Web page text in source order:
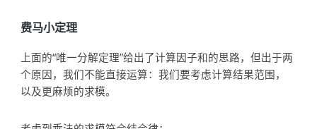
费马小定理
上面的“唯一分解定理”给出了计算因子和的思路，但出于两
个原因，我们不能直接运算：我们要考虑计算结果范围，
以及更麻烦的求模。